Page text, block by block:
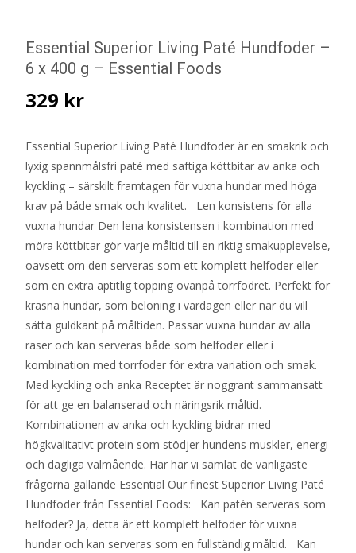
Essential Superior Living Paté Hundfoder –
6 x 400 g – Essential Foods
329 kr
Essential Superior Living Paté Hundfoder är en smakrik och
lyxig spannmålsfri paté med saftiga köttbitar av anka och
kyckling – särskilt framtagen för vuxna hundar med höga
krav på både smak och kvalitet. Len konsistens för alla
vuxna hundar Den lena konsistensen i kombination med
möra köttbitar gör varje måltid till en riktig smakupplevelse,
oavsett om den serveras som ett komplett helfoder eller
som en extra aptitlig topping ovanpå torrfodret. Perfekt för
kräsna hundar, som belöning i vardagen eller när du vill
sätta guldkant på måltiden. Passar vuxna hundar av alla
raser och kan serveras både som helfoder eller i
kombination med torrfoder för extra variation och smak.
Med kyckling och anka Receptet är noggrant sammansatt
för att ge en balanserad och näringsrik måltid.
Kombinationen av anka och kyckling bidrar med
högkvalitativt protein som stödjer hundens muskler, energi
och dagliga välmående. Här har vi samlat de vanligaste
frågorna gällande Essential Our finest Superior Living Paté
Hundfoder från Essential Foods: Kan patén serveras som
helfoder? Ja, detta är ett komplett helfoder för vuxna
hundar och kan serveras som en fullständig måltid. Kan